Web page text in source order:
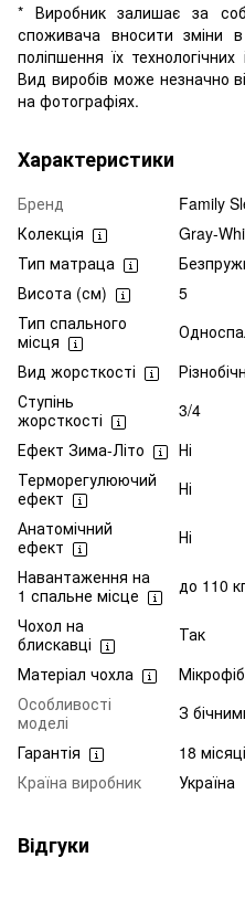
* Виробник залишає за
споживача вносити зміни
поліпшення їх
Вид виробів може незначно
на фотографіях.
Характеристики
Бренд
Family
Колекція
Gray-
Тип матраца
Висота (см)
5
Тип спального
місця
Вид жорсткості
Ступінь
жорсткості
3/4
Ефект Зима-Літо
Ні
Терморегулюючий
ефект
Ні
Анатомічний
ефект
Ні
Навантаження на
1 спальне місце
до 110
Чохол на
блискавці
Так
Матеріал чохла
Особливості
моделі
З
Гарантія
18
Країна виробник
Україна
Відгуки